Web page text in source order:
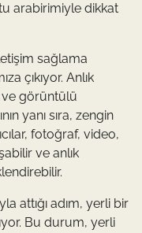
arabirimiyle dikkat
sağlama
çıkıyor. Anlık
görüntülü
yanı sıra, zengin
fotoğraf, video,
ve anlık
attığı adım, yerli bir
Bu durum, yerli